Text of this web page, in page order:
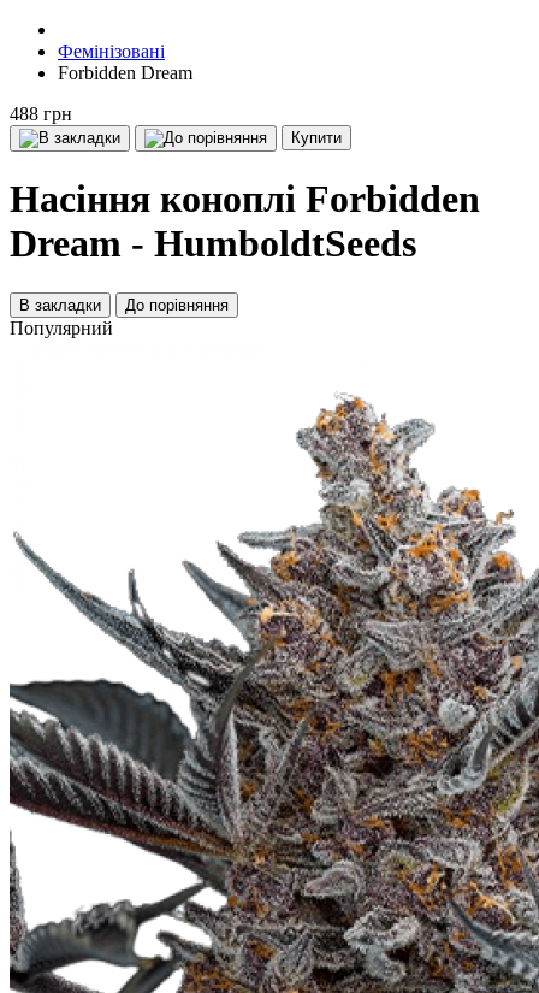
Фемінізовані
Forbidden Dream
488 грн
Купити
Насіння коноплі Forbidden
Dream - HumboldtSeeds
В закладки До порівняння
Популярний